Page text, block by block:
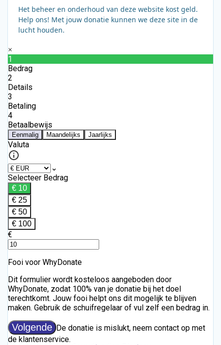
Het beheer en onderhoud van deze website kost geld.
Help ons! Met jouw donatie kunnen we deze site in de
lucht houden.